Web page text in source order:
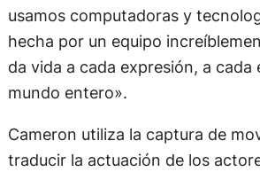
usamos computadoras y
hecha por un equipo
da vida a cada expresión, a cada
mundo entero».
Cameron utiliza la captura de
traducir la actuación de los